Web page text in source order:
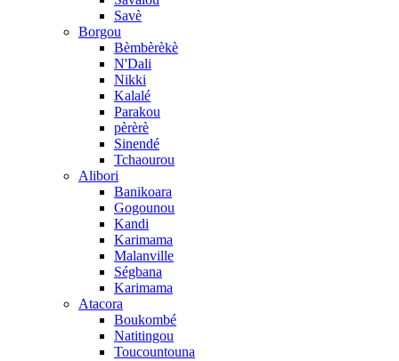
Savè
Borgou
Bèmbèrèkè
N'Dali
Nikki
Kalalé
Parakou
pèrèrè
Sinendé
Tchaourou
Alibori
Banikoara
Gogounou
Kandi
Karimama
Malanville
Ségbana
Karimama
Atacora
Boukombé
Natitingou
Toucountouna